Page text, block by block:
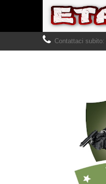
Contattaci subito: